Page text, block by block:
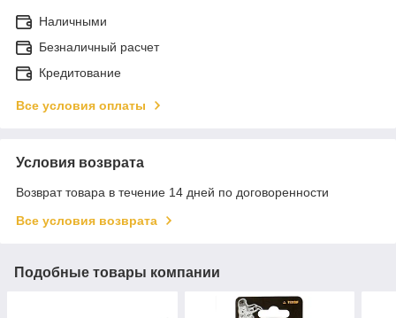
Наличными
Безналичный расчет
Кредитование
Все условия оплаты
Условия возврата
Возврат товара в течение 14 дней по договоренности
Все условия возврата
Подобные товары компании